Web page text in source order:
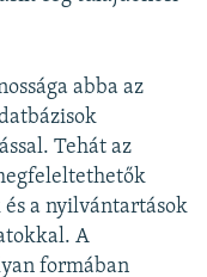
abba az
Tehát az
és a nyilvántartások
A
formában